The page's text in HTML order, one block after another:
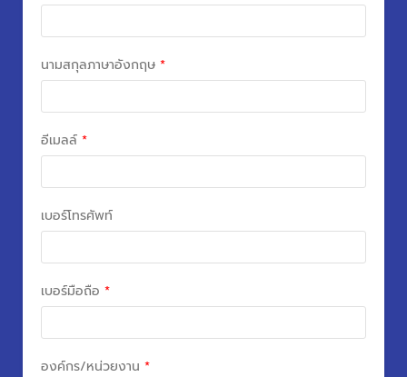
นามสกุลภาษาอังกฤษ *
อีเมลล์ *
เบอร์โทรศัพท์
เบอร์มือถือ *
องค์กร/หน่วยงาน *